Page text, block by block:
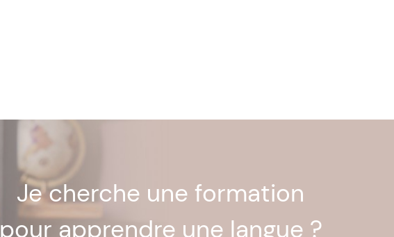
Je cherche une formation
pour apprendre une langue ?